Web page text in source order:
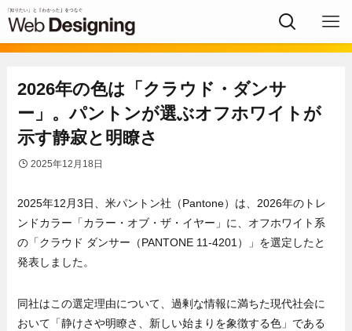
2026年の色は「クラウド・ダンサ
ー」。パントンが選ぶオフホワイトが
示す静寂と明瞭さ
2025年12月18日
2025年12月3日、米パントン社（Pantone）は、2026年のトレ
ンドカラー「カラー・オブ・ザ・イヤー」に、オフホワイト系
の「クラウド ダンサー（PANTONE 11-4201）」を選定したと
発表しました。
同社はこの選定理由について、過剰な情報に満ちた現代社会に
おいて「静けさや明瞭さ、新しい始まりを象徴する色」である